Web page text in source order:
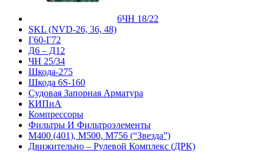
6ЧН 18/22
SKL (NVD-26, 36, 48)
Г60-Г72
Д6 – Д12
ЧН 25/34
Шкода-275
Шкода 6S-160
Судовая Запорная Арматура
КИПиА
Компрессоры
Фильтры И Фильтроэлементы
М400 (401), М500, М756 (“Звезда”)
Движительно – Рулевой Комплекс (ДРК)